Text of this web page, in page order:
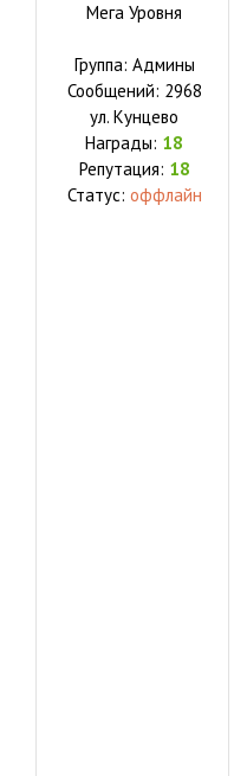
Мега Уровня
Группа: Админы
Сообщений: 2968
ул. Кунцево
Награды: 18
Репутация: 18
Статус: оффлайн